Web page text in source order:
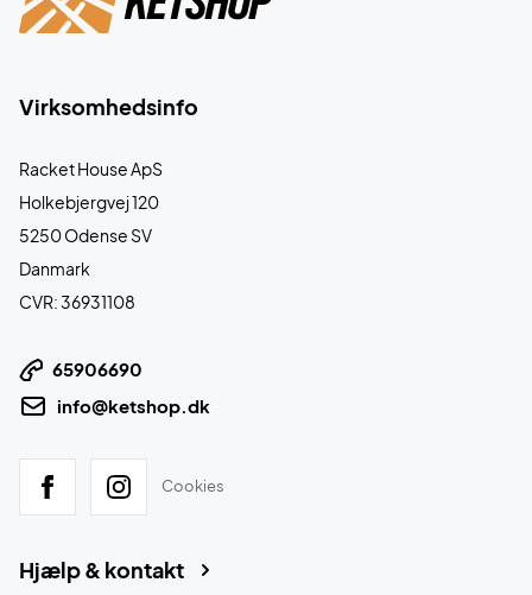
Virksomhedsinfo
Racket House ApS
Holkebjergvej 120
5250 Odense SV
Danmark
CVR: 36931108
65906690
info@ketshop.dk
Cookies
Hjælp & kontakt